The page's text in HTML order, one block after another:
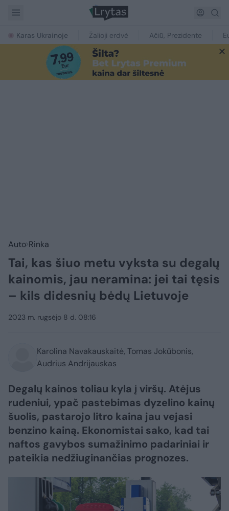
Karas Ukrainoje Žalioji erdvė Ačiū, Prezidente
Auto Rinka
Tai, kas šiuo metu vyksta su degalų
kainomis, jau neramina: jei tai tęsis
– kils didesnių bėdų Lietuvoje
2023 m. rugsėjo 8 d. 08:16
Karolina Navakauskaitė, Tomas Jokūbonis,
Audrius Andrijauskas
Degalų kainos toliau kyla į viršų. Atėjus
rudeniui, ypač pastebimas dyzelino kainų
šuolis, pastarojo litro kaina jau vejasi
benzino kainą. Ekonomistai sako, kad tai
naftos gavybos sumažinimo padariniai ir
pateikia nedžiuginančias prognozes.